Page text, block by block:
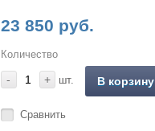
23 850 руб.
Количество
- + шт. В корзину
Сравнить